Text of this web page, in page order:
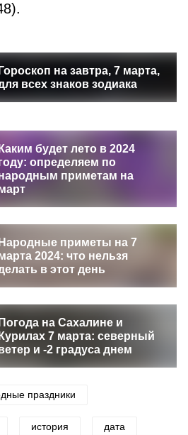
Гороскоп на завтра, 7 марта,
всех знаков зодиака
Каким будет лето в 2024
определяем по
приметам на
Народные приметы на 7
2024: что нельзя
в этот день
Погода на Сахалине и
Курилах 7 марта: северный
и -2 градуса днем
праздники
история дата